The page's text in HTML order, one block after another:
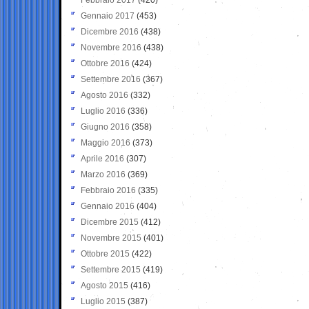
Gennaio 2017 (453)
Dicembre 2016 (438)
Novembre 2016 (438)
Ottobre 2016 (424)
Settembre 2016 (367)
Agosto 2016 (332)
Luglio 2016 (336)
Giugno 2016 (358)
Maggio 2016 (373)
Aprile 2016 (307)
Marzo 2016 (369)
Febbraio 2016 (335)
Gennaio 2016 (404)
Dicembre 2015 (412)
Novembre 2015 (401)
Ottobre 2015 (422)
Settembre 2015 (419)
Agosto 2015 (416)
Luglio 2015 (387)